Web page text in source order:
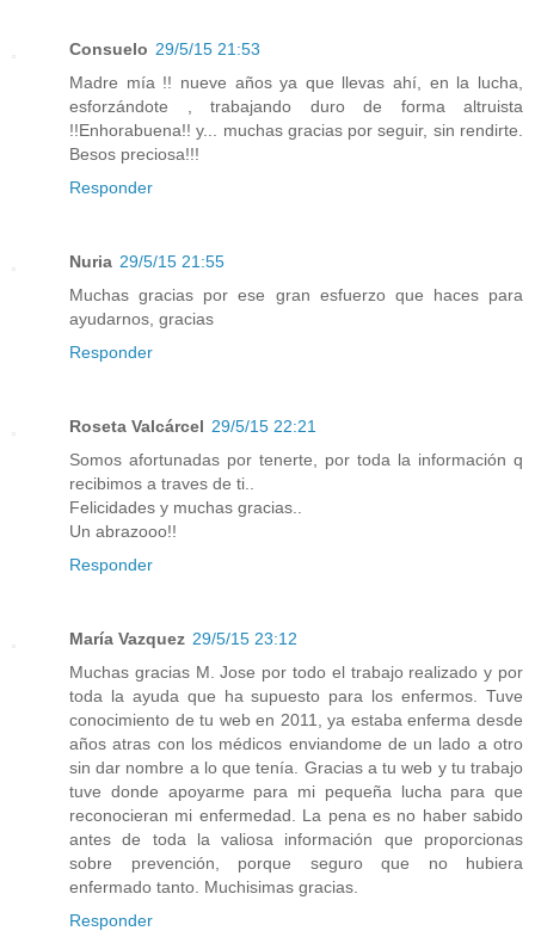
Consuelo 29/5/15 21:53
Madre mía !! nueve años ya que llevas ahí, en la lucha,
esforzándote , trabajando duro de forma altruista
!!Enhorabuena!! y... muchas gracias por seguir, sin rendirte.
Besos preciosa!!!
Responder
Nuria 29/5/15 21:55
Muchas gracias por ese gran esfuerzo que haces para
ayudarnos, gracias
Responder
Roseta Valcárcel 29/5/15 22:21
Somos afortunadas por tenerte, por toda la información q
recibimos a traves de ti..
Felicidades y muchas gracias..
Un abrazooo!!
Responder
María Vazquez 29/5/15 23:12
Muchas gracias M. Jose por todo el trabajo realizado y por
toda la ayuda que ha supuesto para los enfermos. Tuve
conocimiento de tu web en 2011, ya estaba enferma desde
años atras con los médicos enviandome de un lado a otro
sin dar nombre a lo que tenía. Gracias a tu web y tu trabajo
tuve donde apoyarme para mi pequeña lucha para que
reconocieran mi enfermedad. La pena es no haber sabido
antes de toda la valiosa información que proporcionas
sobre prevención, porque seguro que no hubiera
enfermado tanto. Muchisimas gracias.
Responder